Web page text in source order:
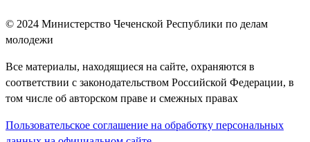
© 2024 Министерство Чеченской Республики по делам
молодежи
Все материалы, находящиеся на сайте, охраняются в
соответствии с законодательством Российской Федерации, в
том числе об авторском праве и смежных правах
Пользовательское соглашение на обработку персональных